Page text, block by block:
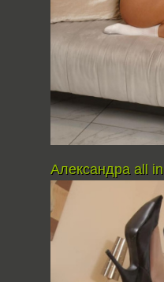
Александра all in